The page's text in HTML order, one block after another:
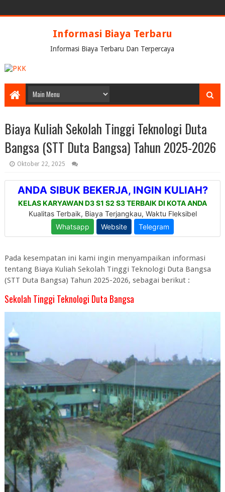
Informasi Biaya Terbaru
Informasi Biaya Terbaru Dan Terpercaya
Biaya Kuliah Sekolah Tinggi Teknologi Duta
Bangsa (STT Duta Bangsa) Tahun 2025-2026
Oktober 22, 2025
Pada kesempatan ini kami ingin menyampaikan informasi
tentang Biaya Kuliah Sekolah Tinggi Teknologi Duta Bangsa
(STT Duta Bangsa) Tahun 2025-2026, sebagai berikut :
Sekolah Tinggi Teknologi Duta Bangsa